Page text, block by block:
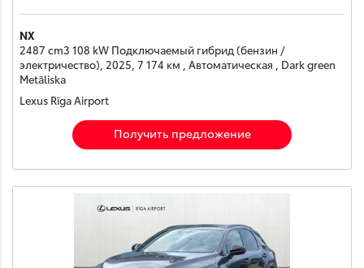
NX
2487 cm3 108 kW Подключаемый гибрид (бензин /
электричество), 2025, 7 174 км , Автоматическая , Dark green
Metāliska
Lexus Rīga Airport
Получить предложение